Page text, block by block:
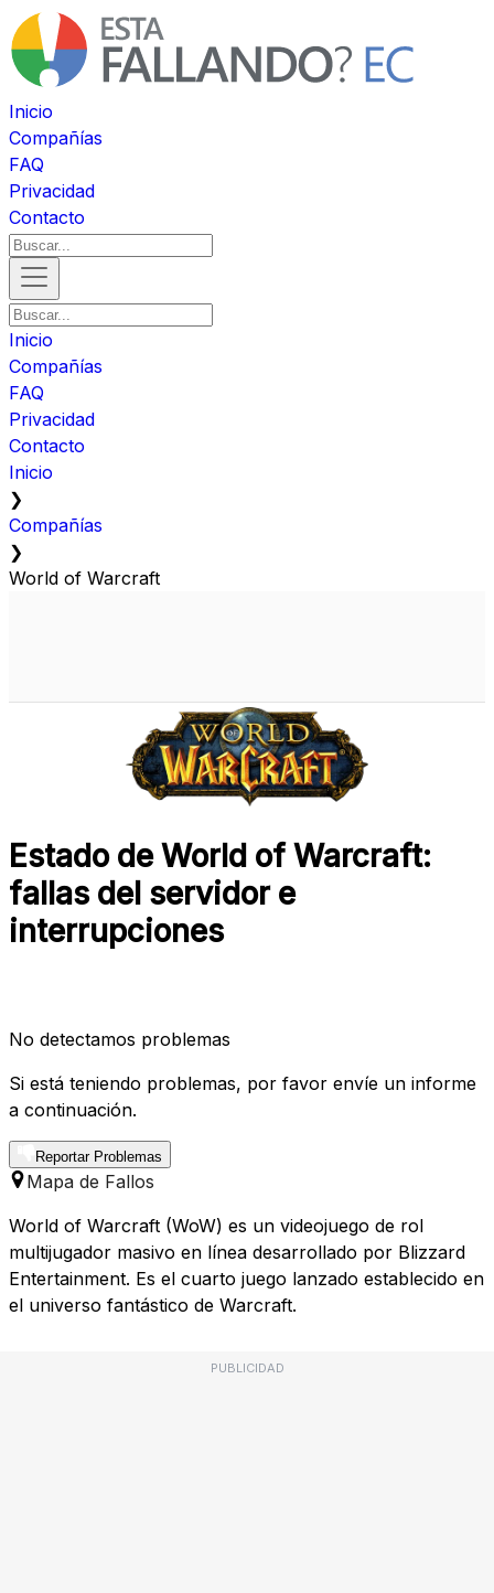
Inicio
Compañías
FAQ
Privacidad
Contacto
Inicio
Compañías
FAQ
Privacidad
Contacto
Inicio
❯
Compañías
❯
World of Warcraft
Estado de World of Warcraft:
fallas del servidor e
interrupciones
No detectamos problemas
Si está teniendo problemas, por favor envíe un informe
a continuación.
Reportar Problemas
Mapa de Fallos
World of Warcraft (WoW) es un videojuego de rol
multijugador masivo en línea desarrollado por Blizzard
Entertainment. Es el cuarto juego lanzado establecido en
el universo fantástico de Warcraft.
PUBLICIDAD